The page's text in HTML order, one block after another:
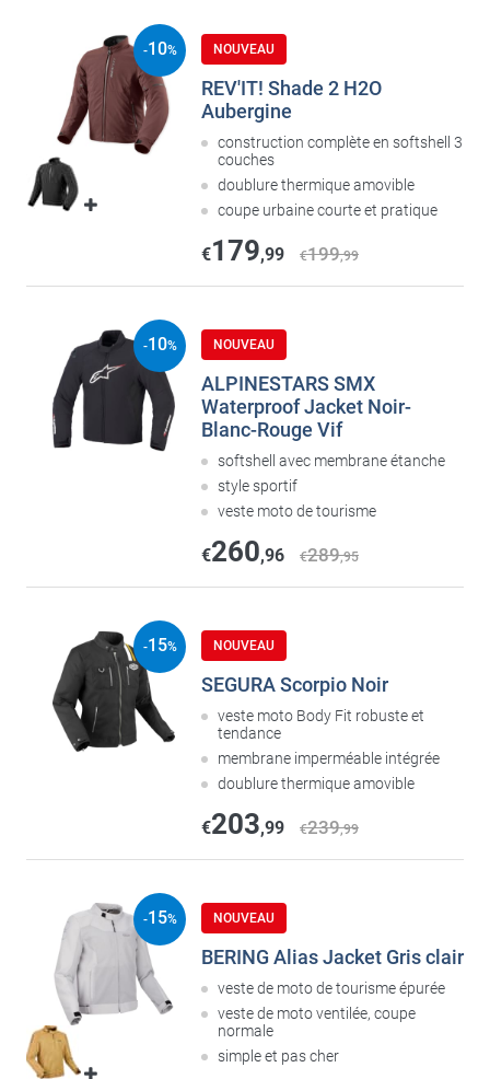
NOUVEAU
REV'IT! Shade 2 H2O
Aubergine
construction complète en softshell 3
couches
doublure thermique amovible
coupe urbaine courte et pratique
€179,99 €199,99
-10%
NOUVEAU
ALPINESTARS SMX
Waterproof Jacket Noir-
Blanc-Rouge Vif
softshell avec membrane étanche
style sportif
veste moto de tourisme
€260,96 €289,95
-10%
NOUVEAU
SEGURA Scorpio Noir
veste moto Body Fit robuste et
tendance
membrane imperméable intégrée
doublure thermique amovible
€203,99 €239,99
-15%
NOUVEAU
BERING Alias Jacket Gris clair
veste de moto de tourisme épurée
veste de moto ventilée, coupe
normale
simple et pas cher
-15%